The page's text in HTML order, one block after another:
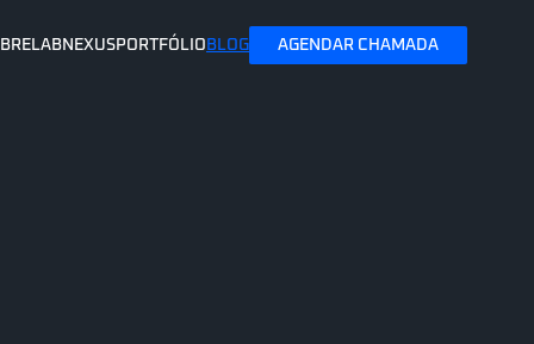
LABNEXUSPORTFÓLIO BLOG AGENDAR CHAMADA